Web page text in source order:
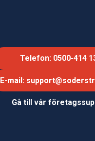
Telefon: 0500-414
E-mail:
Gå till vår